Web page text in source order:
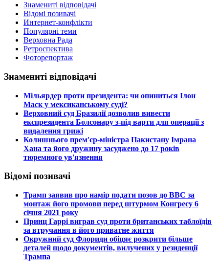
Знамениті відповідачі
Відомі позивачі
Интернет-конфлікти
Популярні теми
Верховна Рада
Ретроспектива
Фоторепортаж
Знамениті відповідачі
​Мільярдер проти президента: чи опиниться Ілон
Маск у мексиканському суді?
​Верховний суд Бразилії дозволив вивести
експрезидента Болсонару з-під варти для операції з
видалення грижі
​Колишнього прем'єр-міністра Пакистану Імрана
Хана та його дружину засуджено до 17 років
тюремного ув'язнення
Відомі позивачі
​Трамп заявив про намір подати позов до ВВС за
монтаж його промови перед штурмом Конгресу 6
січня 2021 року
​Принц Гаррі виграв суд проти британських таблоїдів
за втручання в його приватне життя
​Окружний суд Флориди обіцяє розкрити більше
деталей щодо документів, вилучених у резиденції
Трампа